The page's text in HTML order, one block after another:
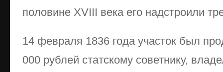
половине XVIII века его надстроили
14 февраля 1836 года участок был
000 рублей статскому советнику,